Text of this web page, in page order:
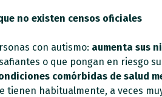
no existen censos oficiales
con autismo: aumenta sus
o que pongan en riesgo
comórbidas de salud
habitualmente, a veces